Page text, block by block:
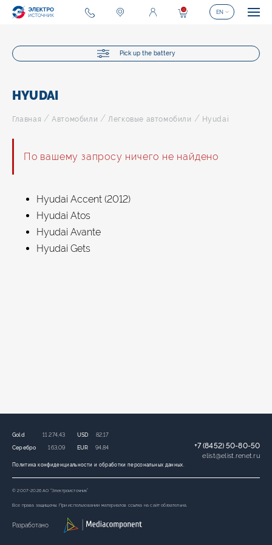
Pick up the battery
HYUDAI
Главная /Автомобили /Легковые автомобили / Hyudai
По вашему запросу ничего не найдено
Hyudai Accent (2012)
Hyudai Atos
Hyudai Avante
Hyudai Gets
Политика конфиденциальности и обработки персональных данных.
Gold 11 274,43
Серебро 163,09
USD 82,17
EUR 94,84 +7 (8452) 50-80-50
elist@elist.renet.ru
© 2007-2026 АО “Электроисточник”
Все права защищены. При использовании материалов ссылка на сайт обязательна.
Разработано
0 EN